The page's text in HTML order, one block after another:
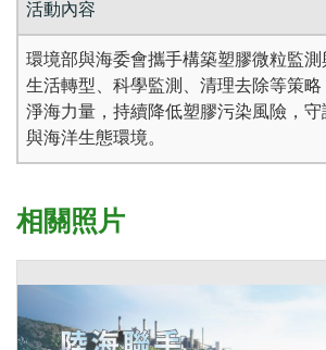
活動內容
環境部與海委會攜手構築塑膠微粒監
生活轉型、科學監測、清理去除等策略
淨海力量，持續降低塑膠污染風險，
與海洋生態環境。
相關照片